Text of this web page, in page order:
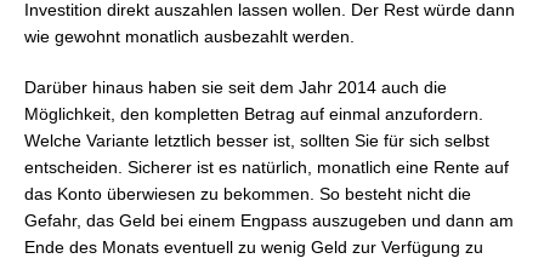
Investition direkt auszahlen lassen wollen. Der Rest würde dann
wie gewohnt monatlich ausbezahlt werden.
Darüber hinaus haben sie seit dem Jahr 2014 auch die
Möglichkeit, den kompletten Betrag auf einmal anzufordern.
Welche Variante letztlich besser ist, sollten Sie für sich selbst
entscheiden. Sicherer ist es natürlich, monatlich eine Rente auf
das Konto überwiesen zu bekommen. So besteht nicht die
Gefahr, das Geld bei einem Engpass auszugeben und dann am
Ende des Monats eventuell zu wenig Geld zur Verfügung zu